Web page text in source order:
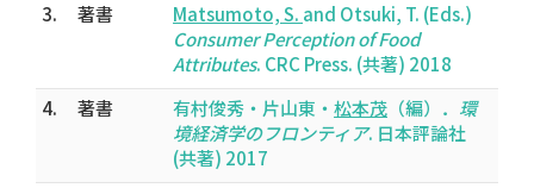
3.
著書 Matsumoto, S. and Otsuki, T. (Eds.)
Consumer Perception of Food
Attributes. CRC Press. (共著) 2018
4.
著書 有村俊秀・片山東・ 松本茂 （編）． 環
境経済学のフロンティア. 日本評論社
(共著) 2017